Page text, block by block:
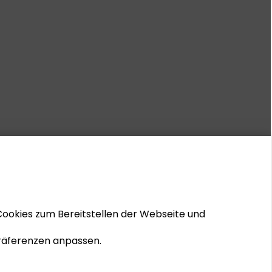
zum Bereitstellen der Webseite und
anpassen.